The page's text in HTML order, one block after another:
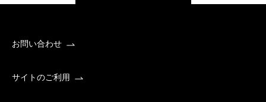
お問い合わせ
サイトのご利用